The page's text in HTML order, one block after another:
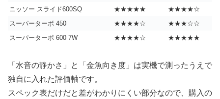
ニッソー スライド600SQ
★★★★★
★★★★☆
スーパーターボ 450
★★★★☆
★★★☆☆
スーパーターボ 600 7W
★★★★☆ ★★★★★
「水音の静かさ」と「金魚向き度」は実機で測ったうえで
独自に入れた評価軸です。
スペック表だけだと差がわかりにくい部分なので、購入の